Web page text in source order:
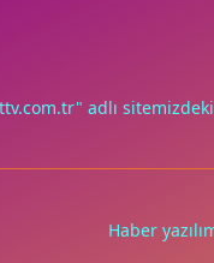
adlı
Haber